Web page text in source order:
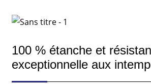
100 % étanche et
exceptionnelle aux